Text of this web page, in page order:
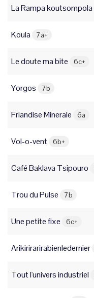
La Rampa koutsompola
Koula 7a+
Le doute ma bite 6c+
Yorgos 7b
Friandise Minerale 6a
Vol-o-vent 6b+
Café Baklava Tsipouro
Trou du Pulse 7b
Une petite fixe 6c+
Arikirirarirabienledernier
Tout l'univers industriel